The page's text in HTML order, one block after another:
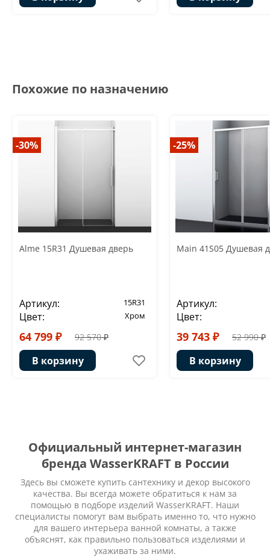
Похожие по назначению
-30%
Alme 15R31 Душевая дверь
Артикул: 15R31
Цвет: Хром
64 799 ₽ 92 570 ₽
В корзину
-25%
Main 41S05 Душевая
Артикул:
Цвет:
39 743 ₽ 52 990 ₽
В корзину
Официальный интернет-магазин
бренда WasserKRAFT в России
Здесь вы сможете купить сантехнику и декор высокого
качества. Вы всегда можете обратиться к нам за
помощью в подборе изделий WasserKRAFT. Наши
специалисты помогут вам выбрать именно то, что нужно
для вашего интерьера ванной комнаты, а также
объяснят, как правильно пользоваться изделиями и
ухаживать за ними.